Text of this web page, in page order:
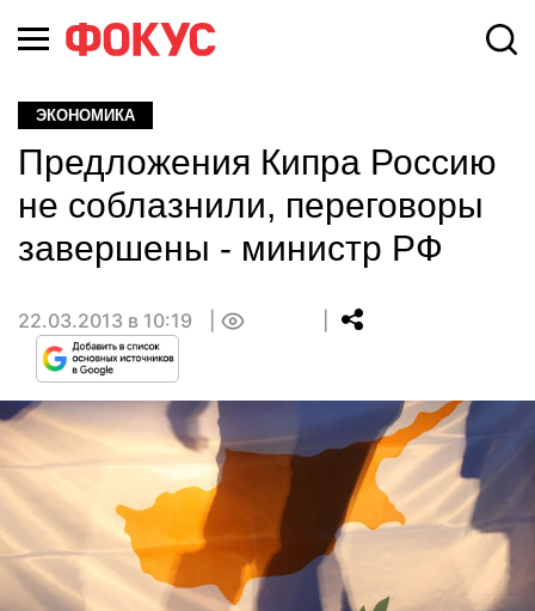
ЭКОНОМИКА
Предложения Кипра Россию
не соблазнили, переговоры
завершены - министр РФ
22.03.2013 в 10:19